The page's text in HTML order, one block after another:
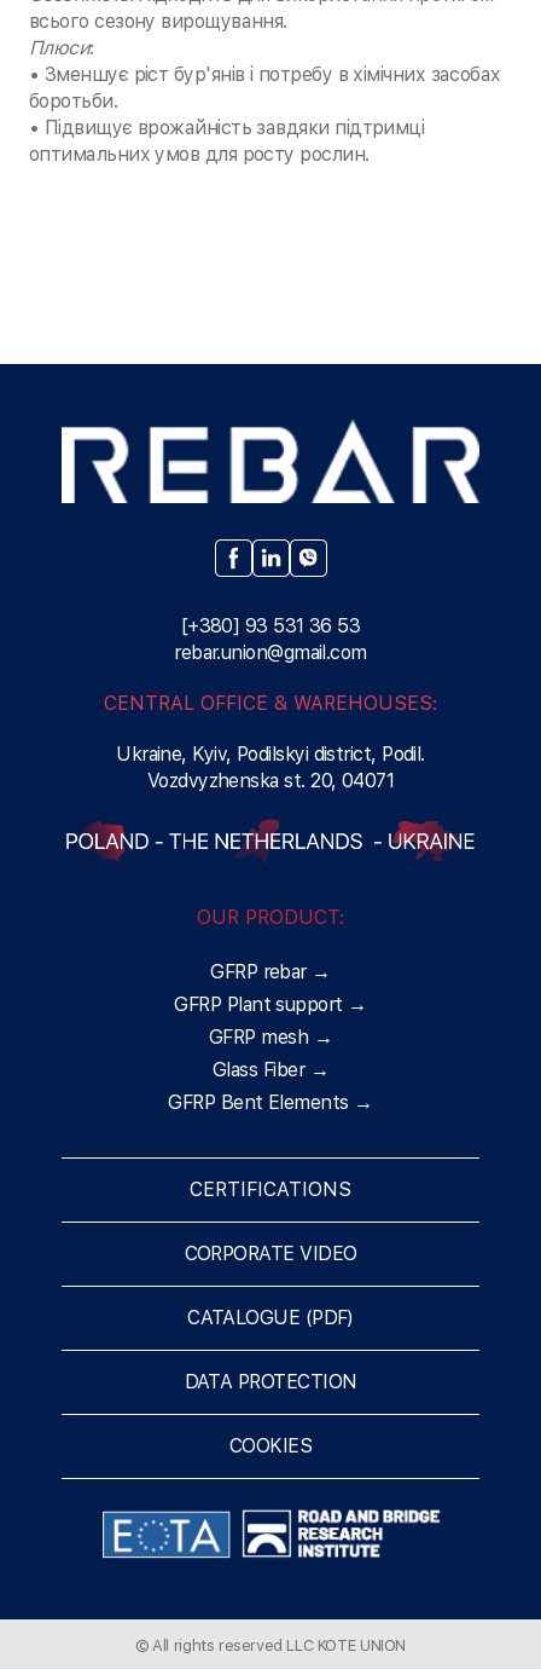
всього сезону вирощування.
Плюси:
• Зменшує ріст бур'янів і потребу в хімічних засобах
боротьби.
• Підвищує врожайність завдяки підтримці
оптимальних умов для росту рослин.
[+380] 93 531 36 53
rebar.union@gmail.com
CENTRAL OFFICE & WAREHOUSES:
Ukraine, Kyiv, Podilskyi district, Podil.
Vozdvyzhenska st. 20, 04071
OUR PRODUCT:
GFRP rebar →
GFRP Plant support →
GFRP mesh →
Glass Fiber →
GFRP Bent Elements →
CERTIFICATIONS
CORPORATE VIDEO
CATALOGUE (PDF)
DATA PROTECTION
COOKIES
© All rights reserved LLC KOTE UNION